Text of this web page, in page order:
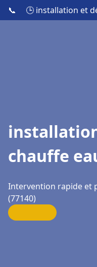
📞 🕒 installation et
chauffe
Intervention rapide et
(77140)